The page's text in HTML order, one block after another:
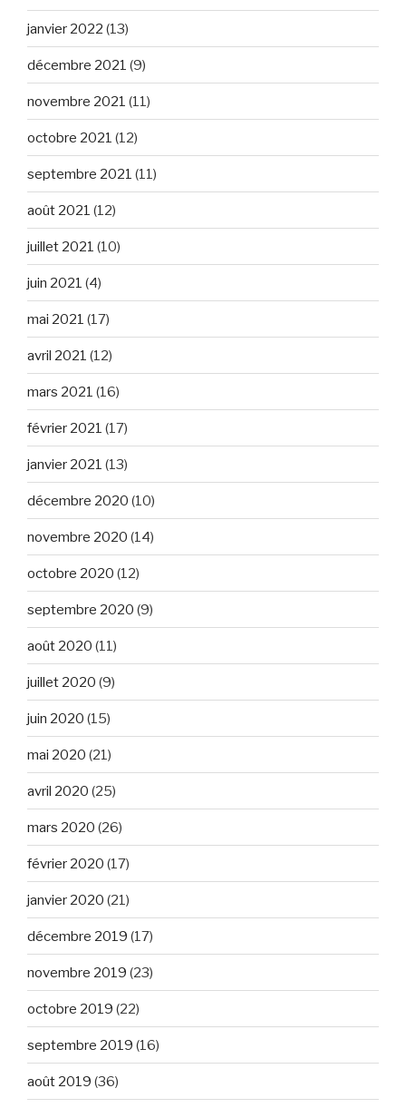
janvier 2022 (13)
décembre 2021 (9)
novembre 2021 (11)
octobre 2021 (12)
septembre 2021 (11)
août 2021 (12)
juillet 2021 (10)
juin 2021 (4)
mai 2021 (17)
avril 2021 (12)
mars 2021 (16)
février 2021 (17)
janvier 2021 (13)
décembre 2020 (10)
novembre 2020 (14)
octobre 2020 (12)
septembre 2020 (9)
août 2020 (11)
juillet 2020 (9)
juin 2020 (15)
mai 2020 (21)
avril 2020 (25)
mars 2020 (26)
février 2020 (17)
janvier 2020 (21)
décembre 2019 (17)
novembre 2019 (23)
octobre 2019 (22)
septembre 2019 (16)
août 2019 (36)